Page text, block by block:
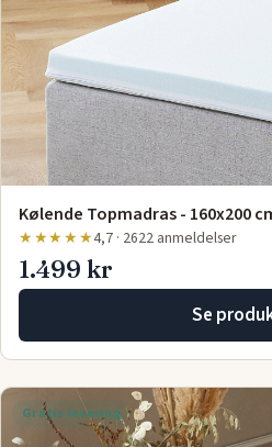
Kølende Topmadras - 160x200
★★★★★4,7 · 2622 anmeldelser
1.499 kr
Se
Gratis levering